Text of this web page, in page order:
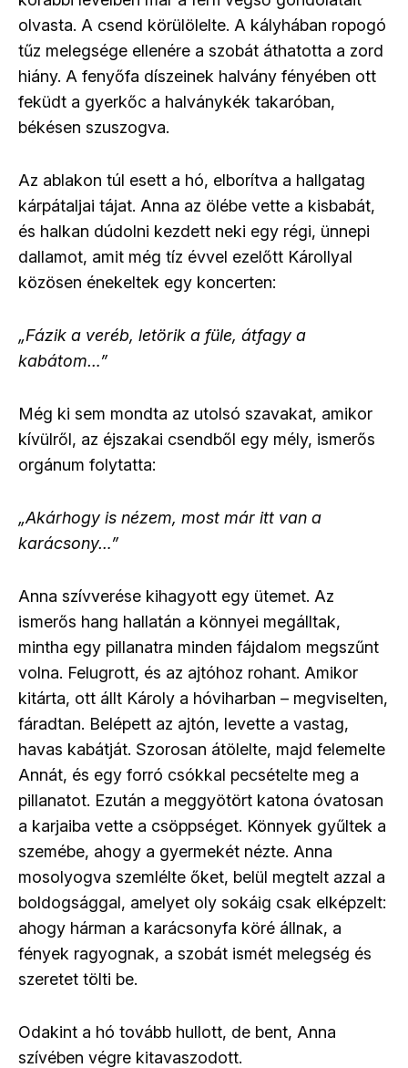
olvasta. A csend körülölelte. A kályhában ropogó
tűz melegsége ellenére a szobát áthatotta a zord
hiány. A fenyőfa díszeinek halvány fényében ott
feküdt a gyerkőc a halványkék takaróban,
békésen szuszogva.
Az ablakon túl esett a hó, elborítva a hallgatag
kárpátaljai tájat. Anna az ölébe vette a kisbabát,
és halkan dúdolni kezdett neki egy régi, ünnepi
dallamot, amit még tíz évvel ezelőtt Károllyal
közösen énekeltek egy koncerten:
„Fázik a veréb, letörik a füle, átfagy a
kabátom…”
Még ki sem mondta az utolsó szavakat, amikor
kívülről, az éjszakai csendből egy mély, ismerős
orgánum folytatta:
„Akárhogy is nézem, most már itt van a
karácsony…”
Anna szívverése kihagyott egy ütemet. Az
ismerős hang hallatán a könnyei megálltak,
mintha egy pillanatra minden fájdalom megszűnt
volna. Felugrott, és az ajtóhoz rohant. Amikor
kitárta, ott állt Károly a hóviharban – megviselten,
fáradtan. Belépett az ajtón, levette a vastag,
havas kabátját. Szorosan átölelte, majd felemelte
Annát, és egy forró csókkal pecsételte meg a
pillanatot. Ezután a meggyötört katona óvatosan
a karjaiba vette a csöppséget. Könnyek gyűltek a
szemébe, ahogy a gyermekét nézte. Anna
mosolyogva szemlélte őket, belül megtelt azzal a
boldogsággal, amelyet oly sokáig csak elképzelt:
ahogy hárman a karácsonyfa köré állnak, a
fények ragyognak, a szobát ismét melegség és
szeretet tölti be.
Odakint a hó tovább hullott, de bent, Anna
szívében végre kitavaszodott.